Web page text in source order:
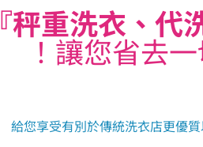
『秤重洗衣、代
！讓您省去
給您享受有別於傳統洗衣店更優